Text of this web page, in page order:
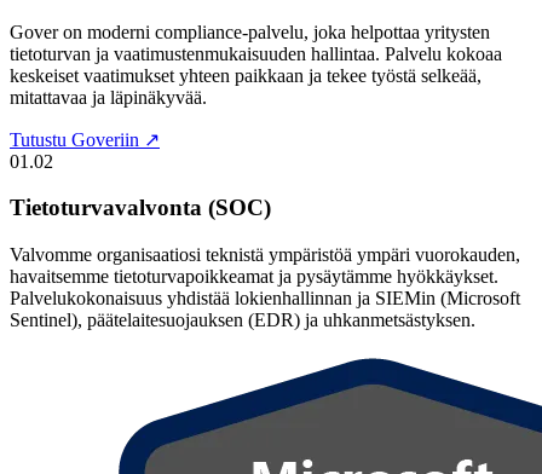
Gover on moderni compliance-palvelu, joka helpottaa yritysten
tietoturvan ja vaatimustenmukaisuuden hallintaa. Palvelu kokoaa
keskeiset vaatimukset yhteen paikkaan ja tekee työstä selkeää,
mitattavaa ja läpinäkyvää.
Tutustu Goveriin ↗
01.02
Tietoturvavalvonta (SOC)
Valvomme organisaatiosi teknistä ympäristöä ympäri vuorokauden,
havaitsemme tietoturvapoikkeamat ja pysäytämme hyökkäykset.
Palvelukokonaisuus yhdistää lokienhallinnan ja SIEMin (Microsoft
Sentinel), päätelaitesuojauksen (EDR) ja uhkanmetsästyksen.